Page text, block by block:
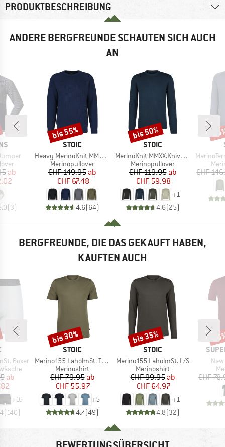
PRODUKTBESCHREIBUNG
ANDERE BERGFREUNDE SCHAUTEN SICH AUCH
AN
Preis
ab
(3)
MARKE
STOIC
Artikel
Heavy MerinoKnit MMXX.Rutvik Sweater
Produktgruppe
Merinopullover
Preis
CHF 149.95reduzierter Preis
ab
CHF 67.48
4.6(64)
Rabatt
bis 55%
MARKE
STOIC
Artikel
MerinoKnit MMXX.Kniva Sweater
Produktgruppe
Merinopullover
Preis
CHF 119.95reduzierter Preis
ab
CHF 59.98
+1
4.6(25)
Rabatt
bis 50%
Artikel
CHF
BERGFREUNDE, DIE DAS GEKAUFT HABEN,
KAUFTEN AUCH
Boxer
Preis
ab
+16
(140)
MARKE
STOIC
Artikel
Merino155 LaholmSt. T-Shirt
Produktgruppe
Merinoshirt
Preis
CHF 79.95reduzierter Preis
ab
CHF 55.97
+5
4.7(49)
Rabatt
bis 30%
MARKE
STOIC
Artikel
Merino155 LaholmSt. L/S
Produktgruppe
Merinoshirt
Preis
CHF 99.95reduzierter Preis
ab
CHF 64.97
+1
4.8(32)
Rabatt
bis 35%
CHF